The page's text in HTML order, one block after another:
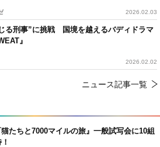
2026.02.03
る刑事”に挑戦 国境を越えるバディドラマ
』
2026.02.02
ニュース記事一覧
猫たちと7000マイルの旅』一般試写会に10組